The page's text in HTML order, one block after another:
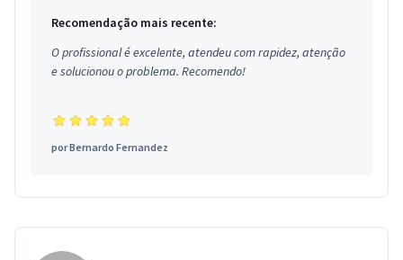
Recomendação mais recente:
O profissional é excelente, atendeu com rapidez, atenção
e solucionou o problema. Recomendo!
porBernardo Fernandez